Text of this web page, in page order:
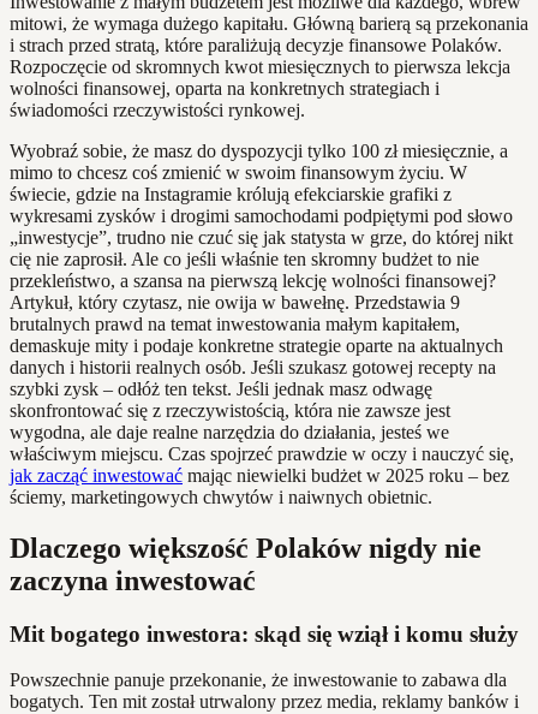
mitowi, że wymaga dużego kapitału. Główną barierą są przekonania
i strach przed stratą, które paraliżują decyzje finansowe Polaków.
Rozpoczęcie od skromnych kwot miesięcznych to pierwsza lekcja
wolności finansowej, oparta na konkretnych strategiach i
świadomości rzeczywistości rynkowej.
Wyobraź sobie, że masz do dyspozycji tylko 100 zł miesięcznie, a
mimo to chcesz coś zmienić w swoim finansowym życiu. W
świecie, gdzie na Instagramie królują efekciarskie grafiki z
wykresami zysków i drogimi samochodami podpiętymi pod słowo
„inwestycje”, trudno nie czuć się jak statysta w grze, do której nikt
cię nie zaprosił. Ale co jeśli właśnie ten skromny budżet to nie
przekleństwo, a szansa na pierwszą lekcję wolności finansowej?
Artykuł, który czytasz, nie owija w bawełnę. Przedstawia 9
brutalnych prawd na temat inwestowania małym kapitałem,
demaskuje mity i podaje konkretne strategie oparte na aktualnych
danych i historii realnych osób. Jeśli szukasz gotowej recepty na
szybki zysk – odłóż ten tekst. Jeśli jednak masz odwagę
skonfrontować się z rzeczywistością, która nie zawsze jest
wygodna, ale daje realne narzędzia do działania, jesteś we
właściwym miejscu. Czas spojrzeć prawdzie w oczy i nauczyć się,
jak zacząć inwestować mając niewielki budżet w 2025 roku – bez
ściemy, marketingowych chwytów i naiwnych obietnic.
Dlaczego większość Polaków nigdy nie
zaczyna inwestować
Mit bogatego inwestora: skąd się wziął i komu służy
Powszechnie panuje przekonanie, że inwestowanie to zabawa dla
bogatych. Ten mit został utrwalony przez media, reklamy banków i